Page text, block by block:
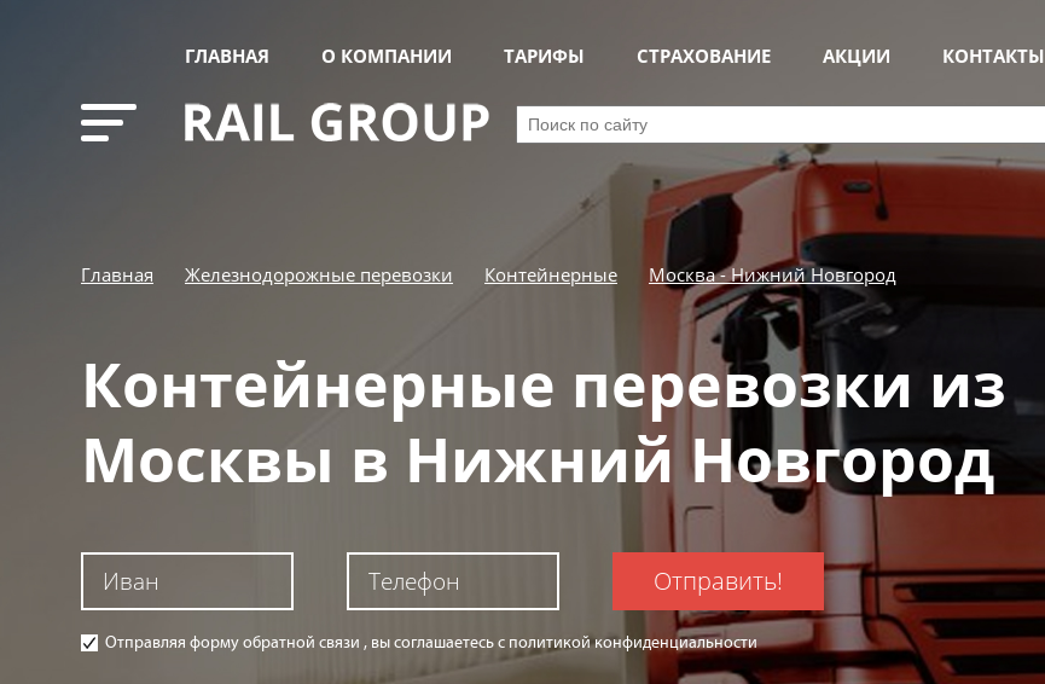
ГЛАВНАЯ О КОМПАНИИ ТАРИФЫ СТРАХОВАНИЕ АКЦИИ КОНТАКТЫ
Главная Железнодорожные перевозки Контейнерные Москва - Нижний Новгород
Контейнерные перевозки из
Москвы в Нижний Новгород
Отправить!
Отправляя форму обратной связи , вы соглашаетесь с политикой конфиденциальности